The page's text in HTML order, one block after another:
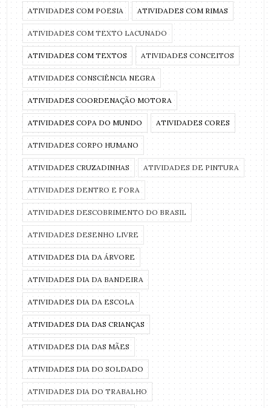
ATIVIDADES COM POESIA ATIVIDADES COM RIMAS
ATIVIDADES COM TEXTO LACUNADO
ATIVIDADES COM TEXTOS ATIVIDADES CONCEITOS
ATIVIDADES CONSCIÊNCIA NEGRA
ATIVIDADES COORDENAÇÃO MOTORA
ATIVIDADES COPA DO MUNDO ATIVIDADES CORES
ATIVIDADES CORPO HUMANO
ATIVIDADES CRUZADINHAS ATIVIDADES DE PINTURA
ATIVIDADES DENTRO E FORA
ATIVIDADES DESCOBRIMENTO DO BRASIL
ATIVIDADES DESENHO LIVRE
ATIVIDADES DIA DA ÁRVORE
ATIVIDADES DIA DA BANDEIRA
ATIVIDADES DIA DA ESCOLA
ATIVIDADES DIA DAS CRIANÇAS
ATIVIDADES DIA DAS MÃES
ATIVIDADES DIA DO SOLDADO
ATIVIDADES DIA DO TRABALHO